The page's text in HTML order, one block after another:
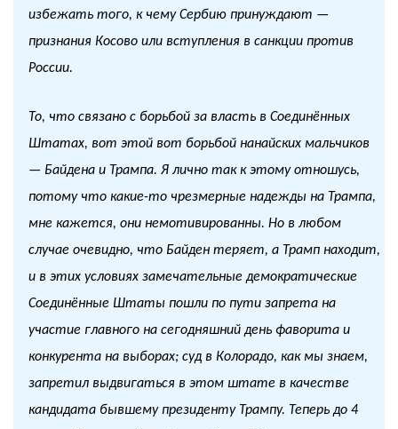
избежать того, к чему Сербию принуждают —
признания Косово или вступления в санкции против
России.
То, что связано с борьбой за власть в Соединённых
Штатах, вот этой вот борьбой нанайских мальчиков
— Байдена и Трампа. Я лично так к этому отношусь,
потому что какие-то чрезмерные надежды на Трампа,
мне кажется, они немотивированны. Но в любом
случае очевидно, что Байден теряет, а Трамп находит,
и в этих условиях замечательные демократические
Соединённые Штаты пошли по пути запрета на
участие главного на сегодняшний день фаворита и
конкурента на выборах; суд в Колорадо, как мы знаем,
запретил выдвигаться в этом штате в качестве
кандидата бывшему президенту Трампу. Теперь до 4